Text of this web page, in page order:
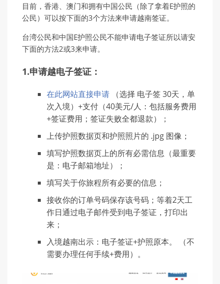
目前，香港、澳门和拥有中国公民（除了拿着E护照的
公民）可以按下面的3个方法来申请越南签证。
台湾公民和中国E护照公民不能申请电子签证所以请安
下面的方法2或3来申请。
1.申请越电子签证：
在此网站直接申请 （选择 电子签 30天，单
次入境）+支付（40美元/人：包括服务费用
+签证费用；签证失败全都退款）；
上传护照数据页和护照照片的 .jpg 图像；
填写护照数据页上的所有必需信息（最重要
是：电子邮箱地址）；
填写关于你旅程所有必要的信息；
接收你的订单号码保存该号码；等着2天工
作日通过电子邮件受到电子签证，打印出
来；
入境越南出示：电子签证+护照原本。 （不
需要办理任何手续+费用）。